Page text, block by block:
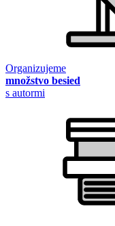
Organizujeme
množstvo besied
s autormi